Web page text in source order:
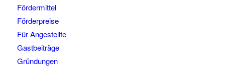
Fördermittel
Förderpreise
Für Angestellte
Gastbeiträge
Gründungen